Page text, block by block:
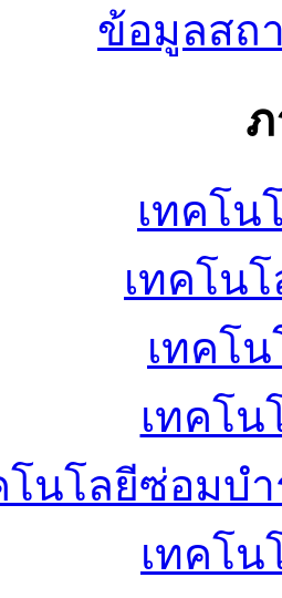
ข้อมูลสถ
เทคโน
เทคโน
เทคโ
เทคโน
โนโลยีซ่อมบ
เทคโน